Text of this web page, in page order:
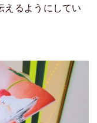
えるようにしてい